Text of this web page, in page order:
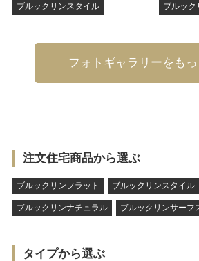
ブルックリンスタイル ブルック
フォトギャラリーをも
注文住宅商品から選ぶ
ブルックリンフラット ブルックリンスタイル
ブルックリンナチュラル ブルックリンサーフ
タイプから選ぶ